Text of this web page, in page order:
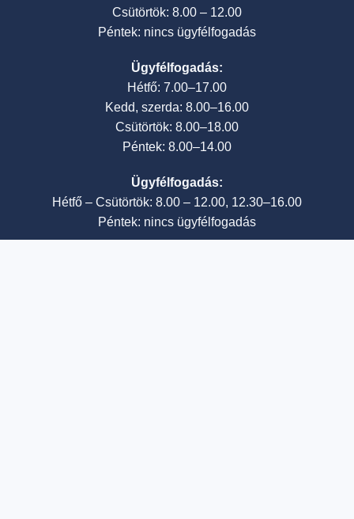
Csütörtök: 8.00 – 12.00
Péntek: nincs ügyfélfogadás
Ügyfélfogadás:
Hétfő: 7.00–17.00
Kedd, szerda: 8.00–16.00
Csütörtök: 8.00–18.00
Péntek: 8.00–14.00
Ügyfélfogadás:
Hétfő – Csütörtök: 8.00 – 12.00, 12.30–16.00
Péntek: nincs ügyfélfogadás